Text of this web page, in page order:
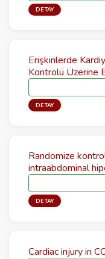
DETAY
Erişkinlerde
Kontrolü Üzerine
DETAY
Randomize
intraabdominal
DETAY
Cardiac injury in